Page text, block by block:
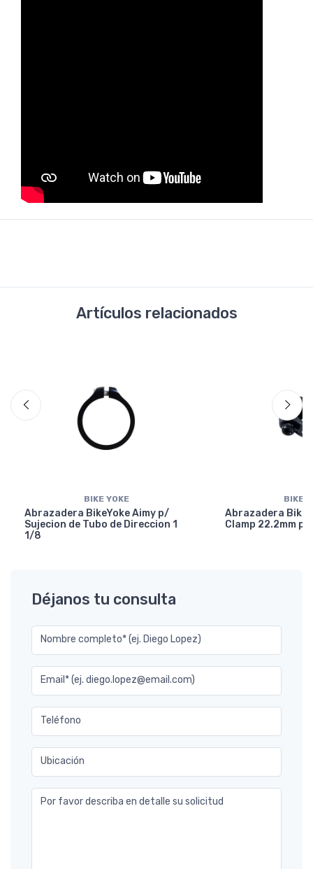
Artículos relacionados
BIKE YOKE
Abrazadera BikeYoke Aimy p/
Sujecion de Tubo de Direccion 1
1/8
BIKE
Abrazadera
Clamp 22.2mm
Déjanos tu consulta
Nombre completo* (ej. Diego Lopez)
Email* (ej. diego.lopez@email.com)
Teléfono
Ubicación
Por favor describa en detalle su solicitud